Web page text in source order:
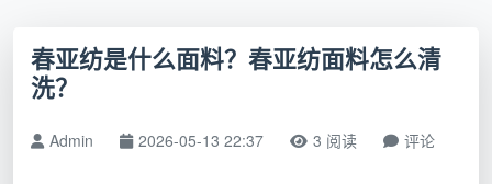
春亚纺是什么面料？春亚纺面料怎么清
洗？
Admin 2026-05-13 22:37 3 阅读 评论